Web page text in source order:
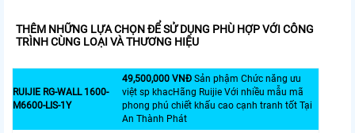
THÊM NHỮNG LỰA CHỌN ĐỂ SỬ DỤNG PHÙ HỢP VỚI CÔNG
TRÌNH CÙNG LOẠI VÀ THƯƠNG HIỆU
RUIJIE RG-WALL 1600-
M6600-LIS-1Y
49,500,000 VNĐ Sản phậm Chức năng ưu
việt sp khacHãng Ruijie Với nhiều mẫu mã
phong phú chiết khấu cao cạnh tranh tốt Tại
An Thành Phát